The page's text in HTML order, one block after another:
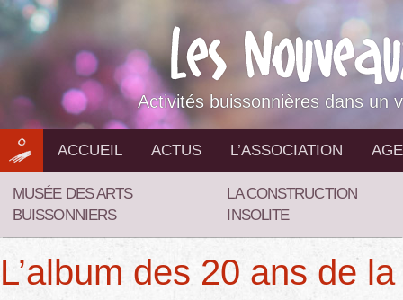
Aller
au
contenu
Activités buissonnières dans un
ACCUEIL ACTUS L’ASSOCIATION
MUSÉE DES ARTS
BUISSONNIERS
LA CONSTRUCTION
INSOLITE
L’album des 20 ans de la